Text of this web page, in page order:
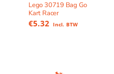
Lego 30719 Bag Go
Kart Racer
€5.32 Incl. BTW